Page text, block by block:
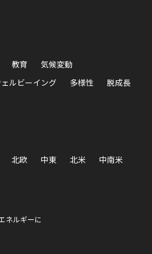
教育
気候変動
ェルビーイング 多様性 脱成長
北欧 中東 北米
中南米
ネルギーに